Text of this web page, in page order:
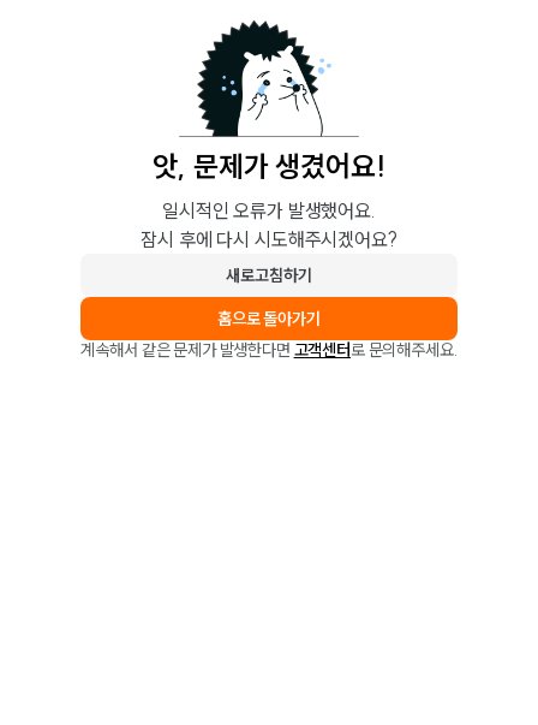
앗, 문제가 생겼어요!
일시적인 오류가 발생했어요.
잠시 후에 다시 시도해주시겠어요?
새로고침하기
홈으로 돌아가기
계속해서 같은 문제가 발생한다면 고객센터로 문의해주세요.